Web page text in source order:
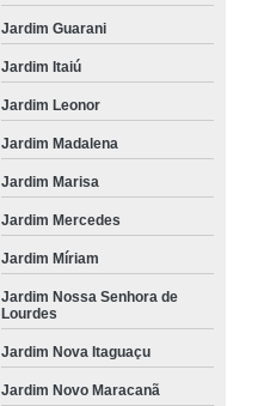
Jardim Guarani
Jardim Itaiú
Jardim Leonor
Jardim Madalena
Jardim Marisa
Jardim Mercedes
Jardim Míriam
Jardim Nossa Senhora de
Lourdes
Jardim Nova Itaguaçu
Jardim Novo Maracanã